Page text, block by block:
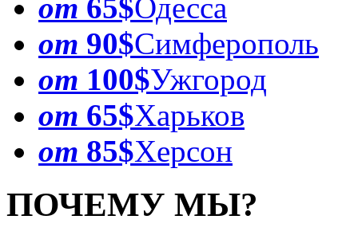
от 65$Одесса
от 90$Симферополь
от 100$Ужгород
от 65$Харьков
от 85$Херсон
ПОЧЕМУ МЫ?